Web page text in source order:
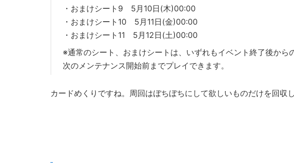
・おまけシート9 5月10日(木)00:00
・おまけシート10 5月11日(金)00:00
・おまけシート11 5月12日(土)00:00
※通常のシート、おまけシートは、いずれもイベント終了後から
次のメンテナンス開始前までプレイできます。
カードめくりですね。周回はぼちぼちにして欲しいものだけを回収